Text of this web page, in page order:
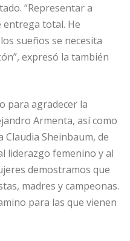
“Representar a
total. He
sueños se necesita
expresó la también
para agradecer la
Armenta, así como
Sheinbaum, de
liderazgo femenino y al
demostramos que
madres y campeonas.
para las que vienen